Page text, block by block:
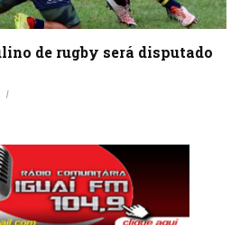
de rugby será disputado